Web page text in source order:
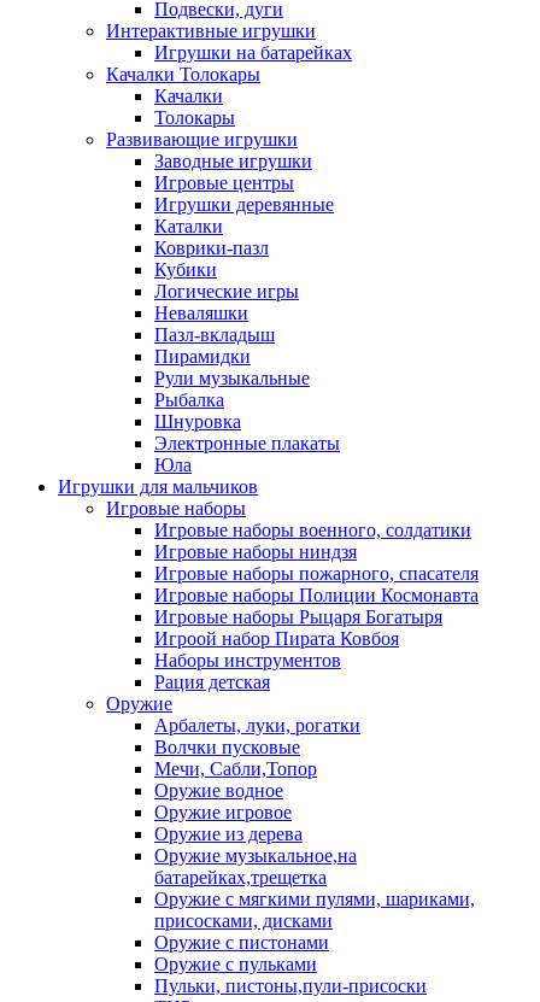
Подвески, дуги
Интерактивные игрушки
Игрушки на батарейках
Качалки Толокары
Качалки
Толокары
Развивающие игрушки
Заводные игрушки
Игровые центры
Игрушки деревянные
Каталки
Коврики-пазл
Кубики
Логические игры
Неваляшки
Пазл-вкладыш
Пирамидки
Рули музыкальные
Рыбалка
Шнуровка
Электронные плакаты
Юла
Игрушки для мальчиков
Игровые наборы
Игровые наборы военного, солдатики
Игровые наборы ниндзя
Игровые наборы пожарного, спасателя
Игровые наборы Полиции Космонавта
Игровые наборы Рыцаря Богатыря
Игроой набор Пирата Ковбоя
Наборы инструментов
Рация детская
Оружие
Арбалеты, луки, рогатки
Волчки пусковые
Мечи, Сабли,Топор
Оружие водное
Оружие игровое
Оружие из дерева
Оружие музыкальное,на
батарейках,трещетка
Оружие с мягкими пулями, шариками,
присосками, дисками
Оружие с пистонами
Оружие с пульками
Пульки, пистоны,пули-присоски